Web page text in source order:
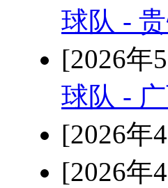
球队 -
[2026年
球队 -
[2026年
[2026年